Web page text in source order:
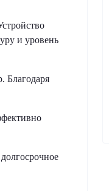
и уровень
Благодаря